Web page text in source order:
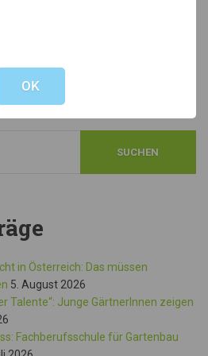
in Österreich: Das müssen
5. August 2026
Talente“: Junge GärtnerInnen zeigen
Fachberufsschule für Gartenbau
OK